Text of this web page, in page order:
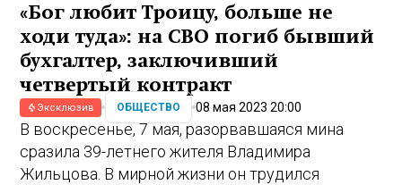
«Бог любит Троицу, больше не
ходи туда»: на СВО погиб бывший
бухгалтер, заключивший
четвертый контракт
Эксклюзив ОБЩЕСТВО 08 мая 2023 20:00
В воскресенье, 7 мая, разорвавшаяся мина
сразила 39-летнего жителя Владимира
Жильцова. В мирной жизни он трудился